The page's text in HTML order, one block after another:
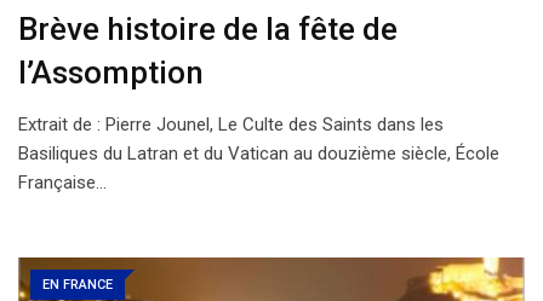
Brève histoire de la fête de
l’Assomption
Extrait de : Pierre Jounel, Le Culte des Saints dans les
Basiliques du Latran et du Vatican au douzième siècle, École
Française…
EN FRANCE